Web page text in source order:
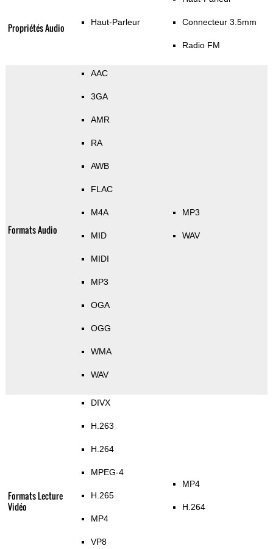
Propriétés Audio Haut-Parleur Connecteur 3.5mm
Radio FM
Formats Audio
AAC
3GA
AMR
RA
AWB
FLAC
M4A
MID
MIDI
MP3
OGA
OGG
WMA
WAV
MP3
WAV
Formats Lecture
Vidéo
DIVX
H.263
H.264
MPEG-4
H.265
MP4
VP8
MP4
H.264